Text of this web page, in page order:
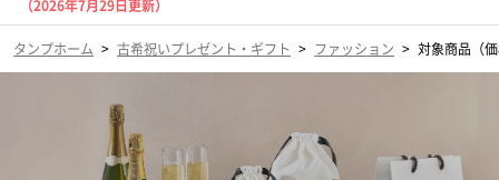
（2026年7月29日更新）
タンプホーム > 古希祝いプレゼント・ギフト > ファッション > 対象商品（